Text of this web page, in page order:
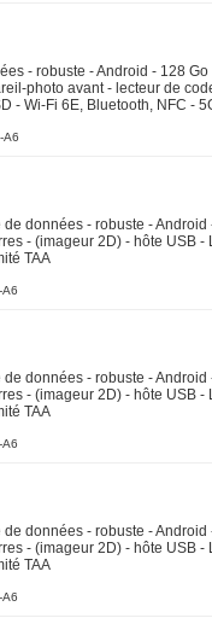
- robuste - Android - 128
photo avant - lecteur de
- Wi-Fi 6E, Bluetooth, NFC -
A6
données - robuste -
- (imageur 2D) - hôte USB -
TAA
données - robuste -
- (imageur 2D) - hôte USB -
TAA
données - robuste -
- (imageur 2D) - hôte USB -
TAA